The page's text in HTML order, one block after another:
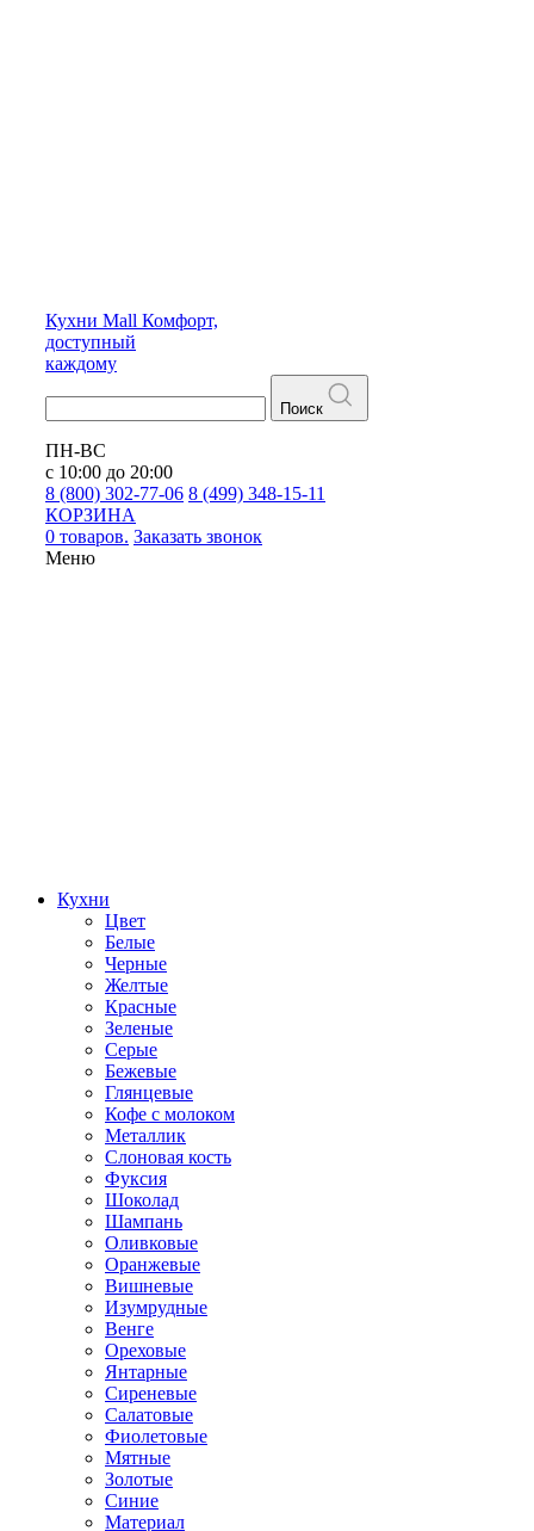
Кухни Mall Комфорт,
доступный
каждому
Поиск
ПН-ВС
с 10:00 до 20:00
8 (800) 302-77-06 8 (499) 348-15-11
КОРЗИНА
0 товаров. Заказать звонок
Меню
Кухни
Цвет
Белые
Черные
Желтые
Красные
Зеленые
Серые
Бежевые
Глянцевые
Кофе с молоком
Металлик
Слоновая кость
Фуксия
Шоколад
Шампань
Оливковые
Оранжевые
Вишневые
Изумрудные
Венге
Ореховые
Янтарные
Сиреневые
Салатовые
Фиолетовые
Мятные
Золотые
Синие
Материал